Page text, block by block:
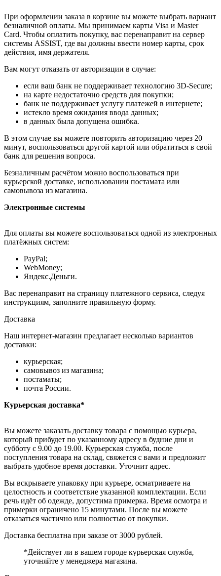
При оформлении заказа в корзине вы можете выбрать вариант
безналичной оплаты. Мы принимаем карты Visa и Master
Card. Чтобы оплатить покупку, вас перенаправит на сервер
системы ASSIST, где вы должны ввести номер карты, срок
действия, имя держателя.
Вам могут отказать от авторизации в случае:
если ваш банк не поддерживает технологию 3D-Secure;
на карте недостаточно средств для покупки;
банк не поддерживает услугу платежей в интернете;
истекло время ожидания ввода данных;
в данных была допущена ошибка.
В этом случае вы можете повторить авторизацию через 20
минут, воспользоваться другой картой или обратиться в свой
банк для решения вопроса.
Безналичным расчётом можно воспользоваться при
курьерской доставке, использовании постамата или
самовывоза из магазина.
Электронные системы
Для оплаты вы можете воспользоваться одной из электронных
платёжных систем:
PayPal;
WebMoney;
Яндекс.Деньги.
Вас перенаправит на страницу платежного сервиса, следуя
инструкциям, заполните правильную форму.
Доставка
Наш интернет-магазин предлагает несколько вариантов
доставки:
курьерская;
самовывоз из магазина;
постаматы;
почта России.
Курьерская доставка*
Вы можете заказать доставку товара с помощью курьера,
который прибудет по указанному адресу в будние дни и
субботу с 9.00 до 19.00. Курьерская служба, после
поступления товара на склад, свяжется с вами и предложит
выбрать удобное время доставки. Уточнит адрес.
Вы вскрываете упаковку при курьере, осматриваете на
целостность и соответствие указанной комплектации. Если
речь идёт об одежде, допустима примерка. Время осмотра и
примерки ограничено 15 минутами. После вы можете
отказаться частично или полностью от покупки.
Доставка бесплатна при заказе от 3000 рублей.
*Действует ли в вашем городе курьерская служба,
уточняйте у менеджера магазина.